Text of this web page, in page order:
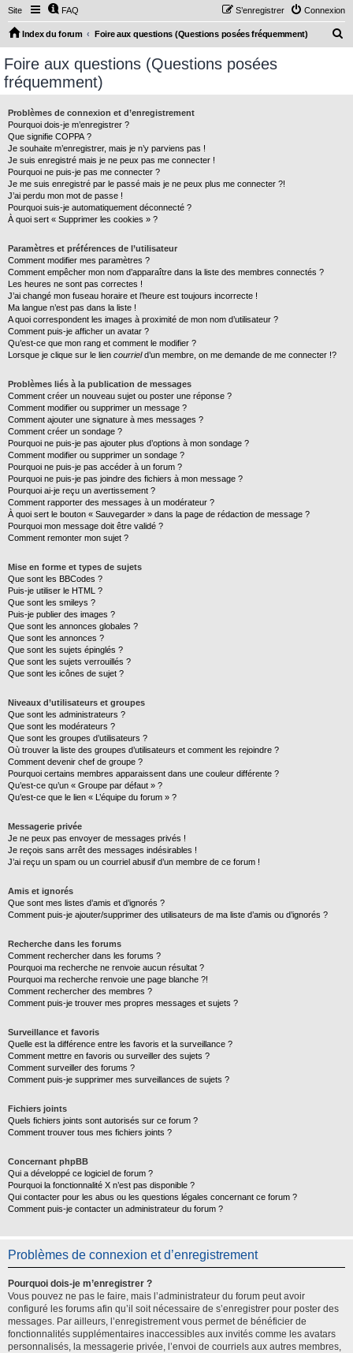
Site FAQ Connexion
S’enregistrer
Index du forum Foire aux questions (Questions posées fréquemment)
Foire aux questions (Questions posées
fréquemment)
Problèmes de connexion et d’enregistrement
Pourquoi dois-je m’enregistrer ?
Que signifie COPPA ?
Je souhaite m’enregistrer, mais je n’y parviens pas !
Je suis enregistré mais je ne peux pas me connecter !
Pourquoi ne puis-je pas me connecter ?
Je me suis enregistré par le passé mais je ne peux plus me connecter ?!
J’ai perdu mon mot de passe !
Pourquoi suis-je automatiquement déconnecté ?
À quoi sert « Supprimer les cookies » ?
Paramètres et préférences de l’utilisateur
Comment modifier mes paramètres ?
Comment empêcher mon nom d’apparaître dans la liste des membres connectés ?
Les heures ne sont pas correctes !
J’ai changé mon fuseau horaire et l’heure est toujours incorrecte !
Ma langue n’est pas dans la liste !
A quoi correspondent les images à proximité de mon nom d’utilisateur ?
Comment puis-je afficher un avatar ?
Qu’est-ce que mon rang et comment le modifier ?
Lorsque je clique sur le lien courrield’un membre, on me demande de me connecter !?
Problèmes liés à la publication de messages
Comment créer un nouveau sujet ou poster une réponse ?
Comment modifier ou supprimer un message ?
Comment ajouter une signature à mes messages ?
Comment créer un sondage ?
Pourquoi ne puis-je pas ajouter plus d’options à mon sondage ?
Comment modifier ou supprimer un sondage ?
Pourquoi ne puis-je pas accéder à un forum ?
Pourquoi ne puis-je pas joindre des fichiers à mon message ?
Pourquoi ai-je reçu un avertissement ?
Comment rapporter des messages à un modérateur ?
À quoi sert le bouton « Sauvegarder » dans la page de rédaction de message ?
Pourquoi mon message doit être validé ?
Comment remonter mon sujet ?
Mise en forme et types de sujets
Que sont les BBCodes ?
Puis-je utiliser le HTML ?
Que sont les smileys ?
Puis-je publier des images ?
Que sont les annonces globales ?
Que sont les annonces ?
Que sont les sujets épinglés ?
Que sont les sujets verrouillés ?
Que sont les icônes de sujet ?
Niveaux d’utilisateurs et groupes
Que sont les administrateurs ?
Que sont les modérateurs ?
Que sont les groupes d’utilisateurs ?
Où trouver la liste des groupes d’utilisateurs et comment les rejoindre ?
Comment devenir chef de groupe ?
Pourquoi certains membres apparaissent dans une couleur différente ?
Qu’est-ce qu’un « Groupe par défaut » ?
Qu’est-ce que le lien « L’équipe du forum » ?
Messagerie privée
Je ne peux pas envoyer de messages privés !
Je reçois sans arrêt des messages indésirables !
J’ai reçu un spam ou un courriel abusif d’un membre de ce forum !
Amis et ignorés
Que sont mes listes d’amis et d’ignorés ?
Comment puis-je ajouter/supprimer des utilisateurs de ma liste d’amis ou d’ignorés ?
Recherche dans les forums
Comment rechercher dans les forums ?
Pourquoi ma recherche ne renvoie aucun résultat ?
Pourquoi ma recherche renvoie une page blanche ?!
Comment rechercher des membres ?
Comment puis-je trouver mes propres messages et sujets ?
Surveillance et favoris
Quelle est la différence entre les favoris et la surveillance ?
Comment mettre en favoris ou surveiller des sujets ?
Comment surveiller des forums ?
Comment puis-je supprimer mes surveillances de sujets ?
Fichiers joints
Quels fichiers joints sont autorisés sur ce forum ?
Comment trouver tous mes fichiers joints ?
Concernant phpBB
Qui a développé ce logiciel de forum ?
Pourquoi la fonctionnalité X n’est pas disponible ?
Qui contacter pour les abus ou les questions légales concernant ce forum ?
Comment puis-je contacter un administrateur du forum ?
Problèmes de connexion et d’enregistrement
Pourquoi dois-je m’enregistrer ?
Vous pouvez ne pas le faire, mais l’administrateur du forum peut avoir
configuré les forums afin qu’il soit nécessaire de s’enregistrer pour poster des
messages. Par ailleurs, l’enregistrement vous permet de bénéficier de
fonctionnalités supplémentaires inaccessibles aux invités comme les avatars
personnalisés, la messagerie privée, l’envoi de courriels aux autres membres,